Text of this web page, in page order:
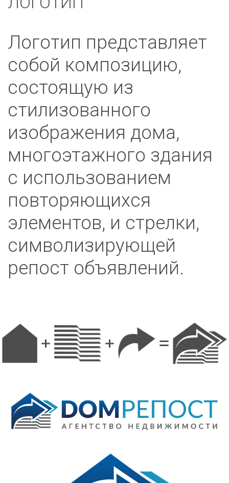
Логотип представляет
собой композицию,
состоящую из
стилизованного
изображения дома,
многоэтажного здания
с использованием
повторяющихся
элементов, и стрелки,
символизирующей
репост объявлений.